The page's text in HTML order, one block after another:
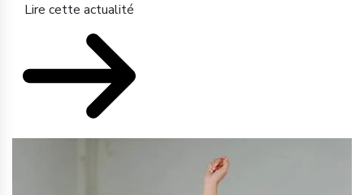
Lire cette actualité